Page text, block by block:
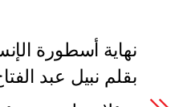
نهاية أسطورة
بقلم نبيل عبد